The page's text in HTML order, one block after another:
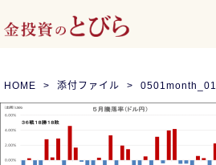
HOME 添付ファイル 0501month_01